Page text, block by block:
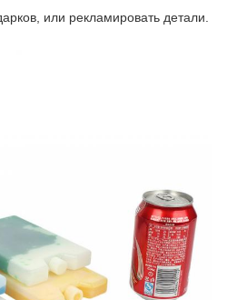
или рекламировать детали.